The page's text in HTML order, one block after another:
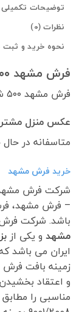
توضیحات تکمیلی
نظرات (0)
نحوه خرید و
فرش مشهد ۵۰۰ شانه کد ۵۰۰ لاکی
فرش مشهد ۵۰۰ شانه کد ۵۰۰ لاکی
عکس منزل
متاسفانه در
خرید فرش مشهد
شرکت فرش
– فرش مشهد،
باشد. شرکت
مشهدو یکی از
زمینه بافت
و اعتقاد